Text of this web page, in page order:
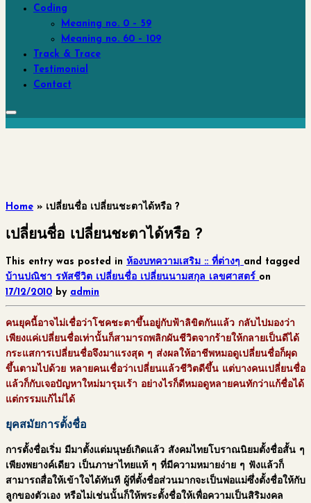
Coding
Meaning no. 0 – 59
Meaning no. 60 – 109
Track & Trace
Testimonial
Contact
Home » เปลี่ยนชื่อ เปลี่ยนชะตาได้หรือ ?
เปลี่ยนชื่อ เปลี่ยนชะตาได้หรือ ?
This entry was posted in ห้องบทความเสริม :: ที่ต่างๆ and tagged
บ้านปณิชา รหัสชีวิต เปลี่ยนชื่อ เปลี่ยนนามสกุล เลขศาสตร์ on
17/12/2010 by admin
คนยุคนี้อาจไม่เชื่อว่าโชคชะตาขึ้นอยู่กับฟ้าลิขิตกันแล้ว กลับไปมองว่า
เพียงแค่เปลี่ยนชื่อเท่านั้นก็สามารถพลิกผันชีวิตจากร้ายให้กลายเป็นดีได้
กระแสการเปลี่ยนชื่อจึงมาแรงสุด ๆ ส่งผลให้อาชีพหมอดูเปลี่ยนชื่อก็ผุด
ขึ้นตามไปด้วย หลายคนเชื่อว่าเปลี่ยนแล้วชีวิตดีขึ้น แต่บางคนเปลี่ยนชื่อ
แล้วก็กับเจอปัญหาใหม่มารุมเร้า อย่างไรก็ดีหมอดูหลายคนทักว่าแก้ชื่อได้
แต่กรรมแก้ไม่ได้
ยุคสมัยการตั้งชื่อ
การตั้งชื่อเริ่ม มีมาตั้งแต่มนุษย์เกิดแล้ว สังคมไทยโบราณนิยมตั้งชื่อสั้น ๆ
เพียงพยางค์เดียว เป็นภาษาไทยแท้ ๆ ที่มีความหมายง่าย ๆ ฟังแล้วก็
สามารถสื่อให้เข้าใจได้ทันที ผู้ที่ตั้งชื่อส่วนมากจะเป็นพ่อแม่ซึ่งตั้งชื่อให้กับ
ลูกของตัวเอง หรือไม่เช่นนั้นก็ให้พระตั้งชื่อให้เพื่อความเป็นสิริมงคล